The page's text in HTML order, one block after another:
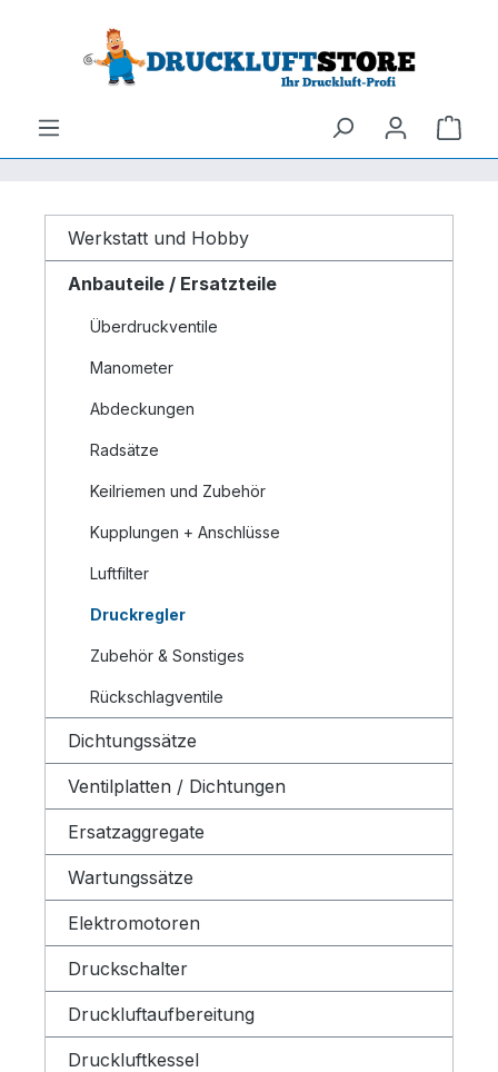
Hauptinhalt springen
Zur Suche springen
Werkstatt und Hobby
Anbauteile / Ersatzteile
Überdruckventile
Manometer
Abdeckungen
Radsätze
Keilriemen und Zubehör
Kupplungen + Anschlüsse
Luftfilter
Druckregler
Zubehör & Sonstiges
Rückschlagventile
Dichtungssätze
Ventilplatten / Dichtungen
Ersatzaggregate
Wartungssätze
Elektromotoren
Druckschalter
Druckluftaufbereitung
Druckluftkessel